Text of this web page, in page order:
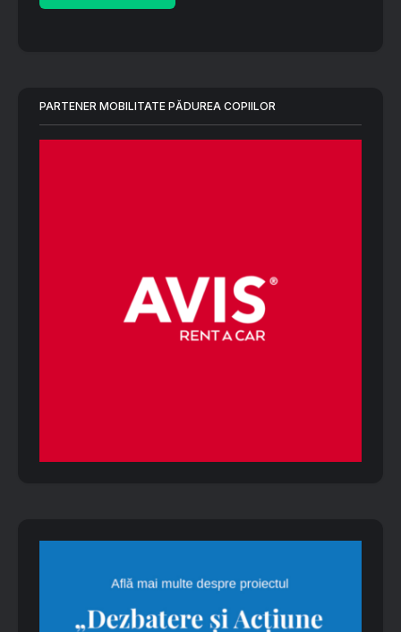
PARTENER MOBILITATE PĂDUREA COPIILOR